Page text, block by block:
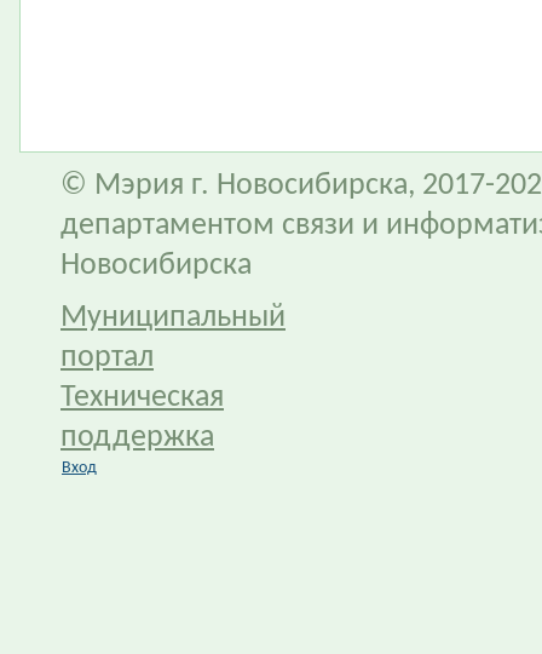
© Мэрия г. Новосибирска, 2017-
департаментом связи и
Новосибирска
Муниципальный
портал
Техническая
поддержка
Вход